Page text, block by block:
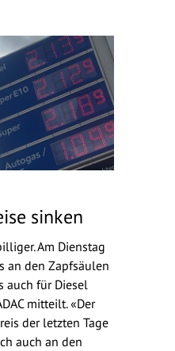
sinken
Am Dienstag
an den Zapfsäulen
auch für Diesel
mitteilt. «Der
der letzten Tage
auch an den